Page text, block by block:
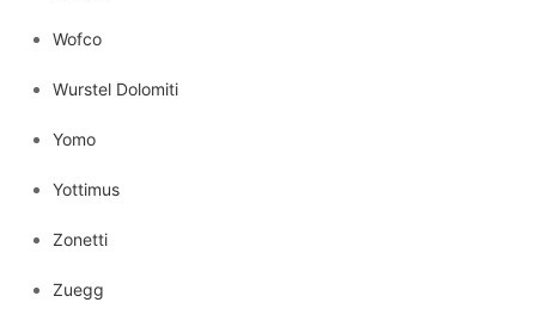
Wofco
Wurstel Dolomiti
Yomo
Yottimus
Zonetti
Zuegg